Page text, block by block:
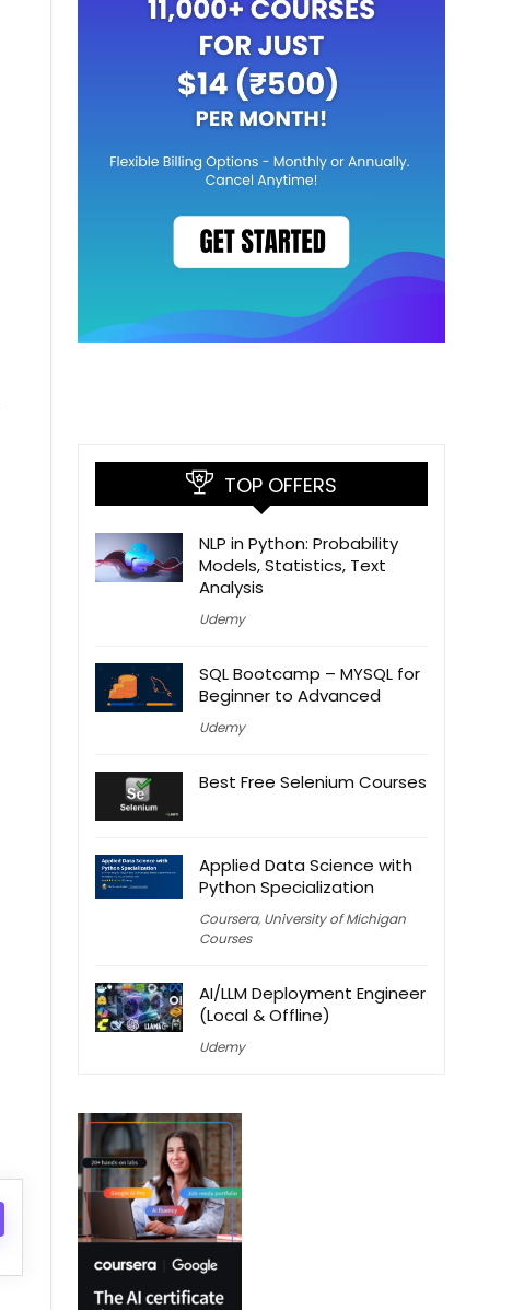
TOP OFFERS
NLP in Python: Probability
Models, Statistics, Text
Analysis
Udemy
SQL Bootcamp – MYSQL for
Beginner to Advanced
Udemy
Best Free Selenium Courses
Applied Data Science with
Python Specialization
Coursera, University of Michigan
Courses
AI/LLM Deployment Engineer
(Local & Offline)
Udemy